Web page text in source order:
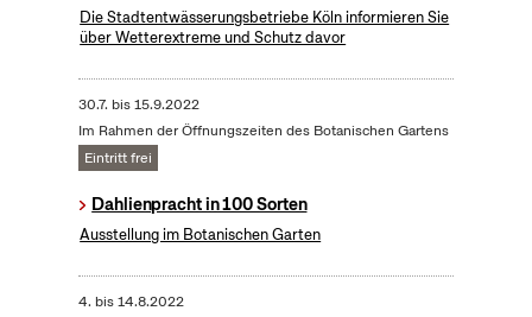
Die Stadtentwässerungsbetriebe Köln informieren Sie
über Wetterextreme und Schutz davor
30.7. bis15.9.2022
Im Rahmen der Öffnungszeiten des Botanischen Gartens
Eintritt frei
Dahlienpracht in 100 Sorten
Ausstellung im Botanischen Garten
4. bis14.8.2022